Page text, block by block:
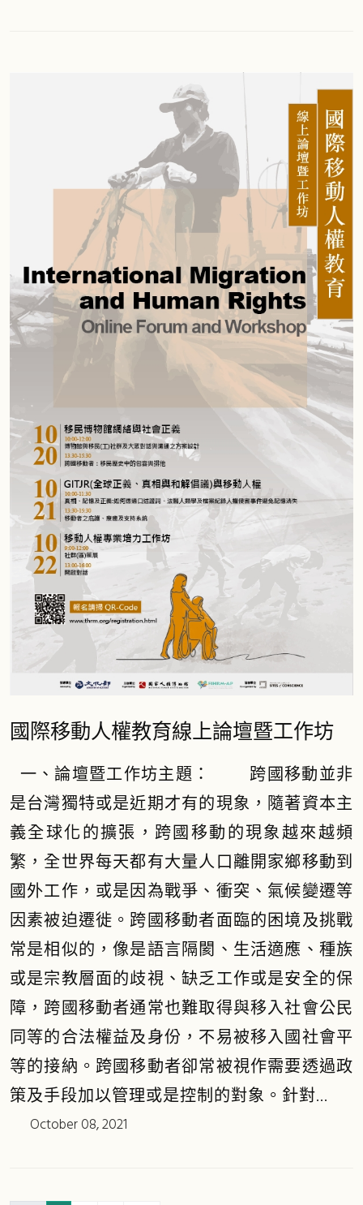
國際移動人權教育線上論壇暨工作坊
一、論壇暨工作坊主題： 跨國移動並非
是台灣獨特或是近期才有的現象，隨著資本主
義全球化的擴張，跨國移動的現象越來越頻
繁，全世界每天都有大量人口離開家鄉移動到
國外工作，或是因為戰爭、衝突、氣候變遷等
因素被迫遷徙。跨國移動者面臨的困境及挑戰
常是相似的，像是語言隔閡、生活適應、種族
或是宗教層面的歧視、缺乏工作或是安全的保
障，跨國移動者通常也難取得與移入社會公民
同等的合法權益及身份，不易被移入國社會平
等的接納。跨國移動者卻常被視作需要透過政
策及手段加以管理或是控制的對象。針對...
October 08, 2021